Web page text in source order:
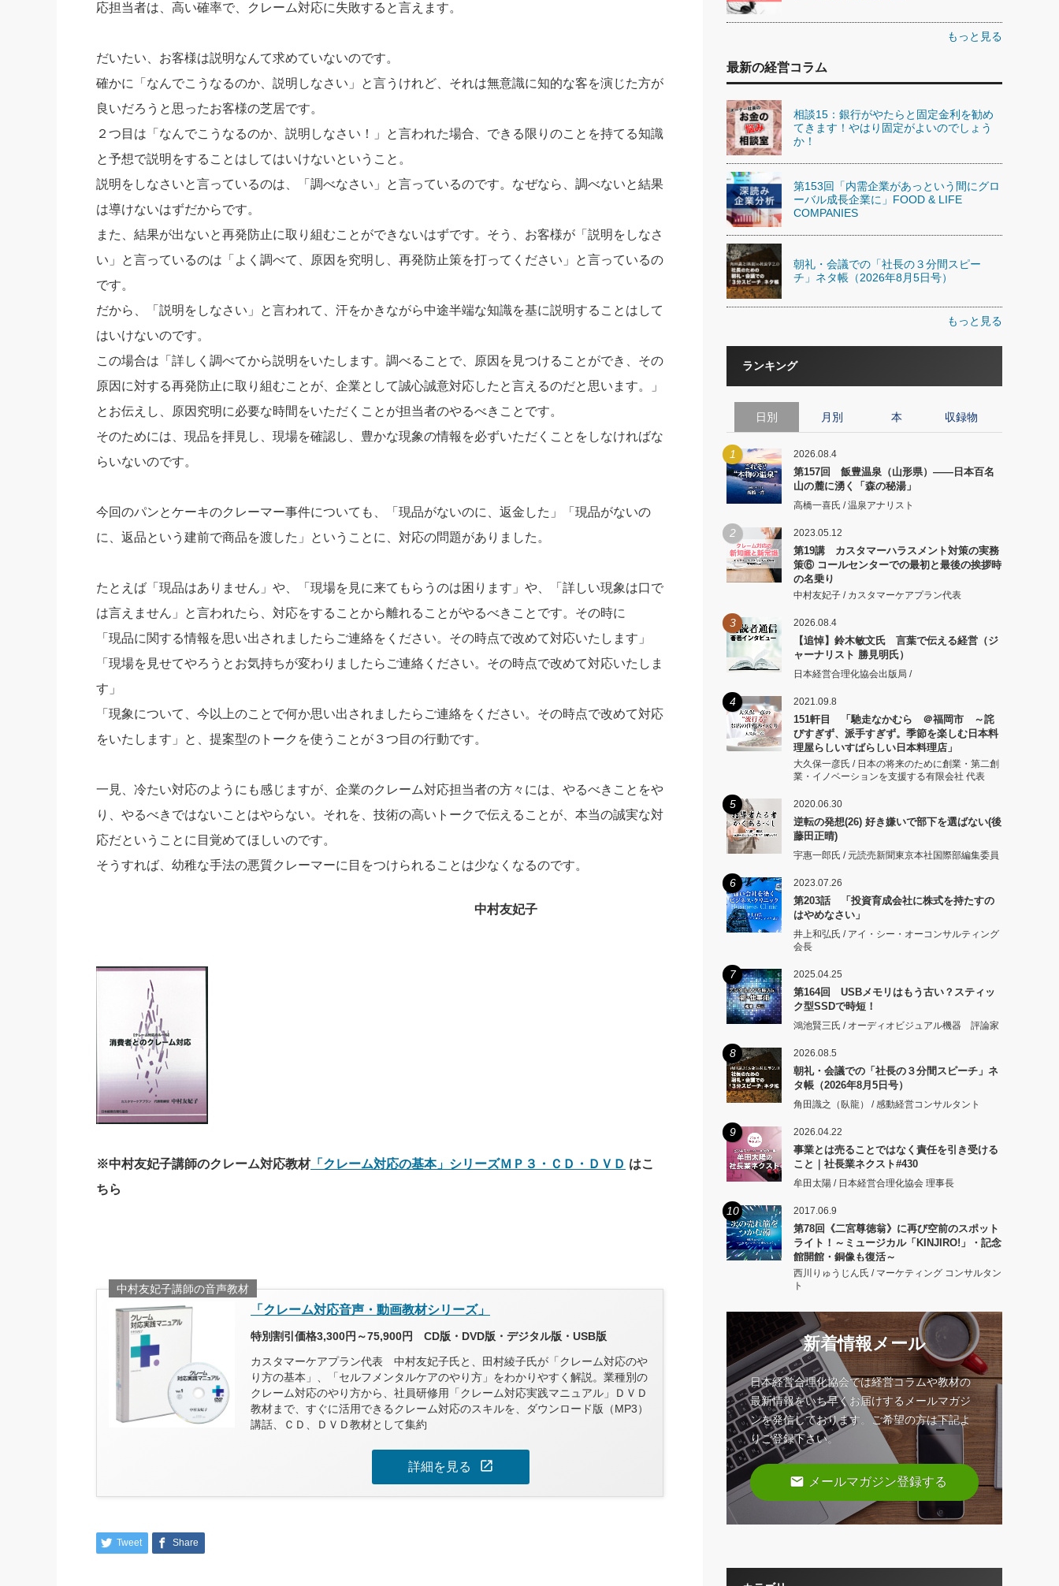
応担当者は、高い確率で、クレーム対応に失敗すると言えます。
だいたい、お客様は説明なんて求めていないのです。
確かに「なんでこうなるのか、説明しなさい」と言うけれど、それは無意識に知的な客を演じた方が
良いだろうと思ったお客様の芝居です。
２つ目は「なんでこうなるのか、説明しなさい！」と言われた場合、できる限りのことを持てる知識
と予想で説明をすることはしてはいけないということ。
説明をしなさいと言っているのは、「調べなさい」と言っているのです。なぜなら、調べないと結果
は導けないはずだからです。
また、結果が出ないと再発防止に取り組むことができないはずです。そう、お客様が「説明をしなさ
い」と言っているのは「よく調べて、原因を究明し、再発防止策を打ってください」と言っているの
です。
だから、「説明をしなさい」と言われて、汗をかきながら中途半端な知識を基に説明することはして
はいけないのです。
この場合は「詳しく調べてから説明をいたします。調べることで、原因を見つけることができ、その
原因に対する再発防止に取り組むことが、企業として誠心誠意対応したと言えるのだと思います。」
とお伝えし、原因究明に必要な時間をいただくことが担当者のやるべきことです。
そのためには、現品を拝見し、現場を確認し、豊かな現象の情報を必ずいただくことをしなければな
らいないのです。
今回のパンとケーキのクレーマー事件についても、「現品がないのに、返金した」「現品がないの
に、返品という建前で商品を渡した」ということに、対応の問題がありました。
たとえば「現品はありません」や、「現場を見に来てもらうのは困ります」や、「詳しい現象は口で
は言えません」と言われたら、対応をすることから離れることがやるべきことです。その時に
「現品に関する情報を思い出されましたらご連絡をください。その時点で改めて対応いたします」
「現場を見せてやろうとお気持ちが変わりましたらご連絡ください。その時点で改めて対応いたしま
す」
「現象について、今以上のことで何か思い出されましたらご連絡をください。その時点で改めて対応
をいたします」と、提案型のトークを使うことが３つ目の行動です。
一見、冷たい対応のようにも感じますが、企業のクレーム対応担当者の方々には、やるべきことをや
り、やるべきではないことはやらない。それを、技術の高いトークで伝えることが、本当の誠実な対
応だということに目覚めてほしいのです。
そうすれば、幼稚な手法の悪質クレーマーに目をつけられることは少なくなるのです。
中村友妃子
※中村友妃子講師のクレーム対応教材「クレーム対応の基本」シリーズＭＰ３・ＣＤ・ＤＶＤ はこ
ちら
中村友妃子講師の音声教材
「クレーム対応音声・動画教材シリーズ」
特別割引価格3,300円～75,900円 CD版・DVD版・デジタル版・USB版
カスタマーケアプラン代表 中村友妃子氏と、田村綾子氏が「クレーム対応のや
り方の基本」、「セルフメンタルケアのやり方」をわかりやすく解説。業種別の
クレーム対応のやり方から、社員研修用「クレーム対応実践マニュアル」ＤＶＤ
教材まで、すぐに活用できるクレーム対応のスキルを、ダウンロード版（MP3）
講話、ＣＤ、ＤＶＤ教材として集約
詳細を見る open_in_new
Tweet Share
もっと見る
最新の経営コラム
相談15：銀行がやたらと固定金利を勧め
てきます！やはり固定がよいのでしょう
か！
第153回「内需企業があっという間にグロ
ーバル成長企業に」FOOD & LIFE
COMPANIES
朝礼・会議での「社長の３分間スピー
チ」ネタ帳（2026年8月5日号）
もっと見る
ランキング
日別 月別 本 収録物
1 2026.08.4
第157回 飯豊温泉（山形県）――日本百名
山の麓に湧く「森の秘湯」
高橋一喜氏 / 温泉アナリスト
2 2023.05.12
第19講 カスタマーハラスメント対策の実務
策⑥ コールセンターでの最初と最後の挨拶時
の名乗り
中村友妃子 / カスタマーケアプラン代表
3 2026.08.4
【追悼】鈴木敏文氏 言葉で伝える経営（ジ
ャーナリスト 勝見明氏）
日本経営合理化協会出版局 /
4 2021.09.8
151軒目 「馳走なかむら ＠福岡市 ～詫
びすぎず、派手すぎず。季節を楽しむ日本料
理屋らしいすばらしい日本料理店」
大久保一彦氏 / 日本の将来のために創業・第二創
業・イノベーションを支援する有限会社 代表
5 2020.06.30
逆転の発想(26) 好き嫌いで部下を選ばない(後
藤田正晴)
宇惠一郎氏 / 元読売新聞東京本社国際部編集委員
6 2023.07.26
第203話 「投資育成会社に株式を持たすの
はやめなさい」
井上和弘氏 / アイ・シー・オーコンサルティング
会長
7 2025.04.25
第164回 USBメモリはもう古い？スティッ
ク型SSDで時短！
鴻池賢三氏 / オーディオビジュアル機器 評論家
8 2026.08.5
朝礼・会議での「社長の３分間スピーチ」ネ
タ帳（2026年8月5日号）
角田識之（臥龍） / 感動経営コンサルタント
9 2026.04.22
事業とは売ることではなく責任を引き受ける
こと｜社長業ネクスト#430
牟田太陽 / 日本経営合理化協会 理事長
10 2017.06.9
第78回《二宮尊徳翁》に再び空前のスポット
ライト！～ミュージカル「KINJIRO!」・記念
館開館・銅像も復活～
西川りゅうじん氏 / マーケティング コンサルタン
ト
新着情報メール
日本経営合理化協会では経営コラムや教材の
最新情報をいち早くお届けするメールマガジ
ンを発信しております。ご希望の方は下記よ
りご登録下さい。
email メールマガジン登録する